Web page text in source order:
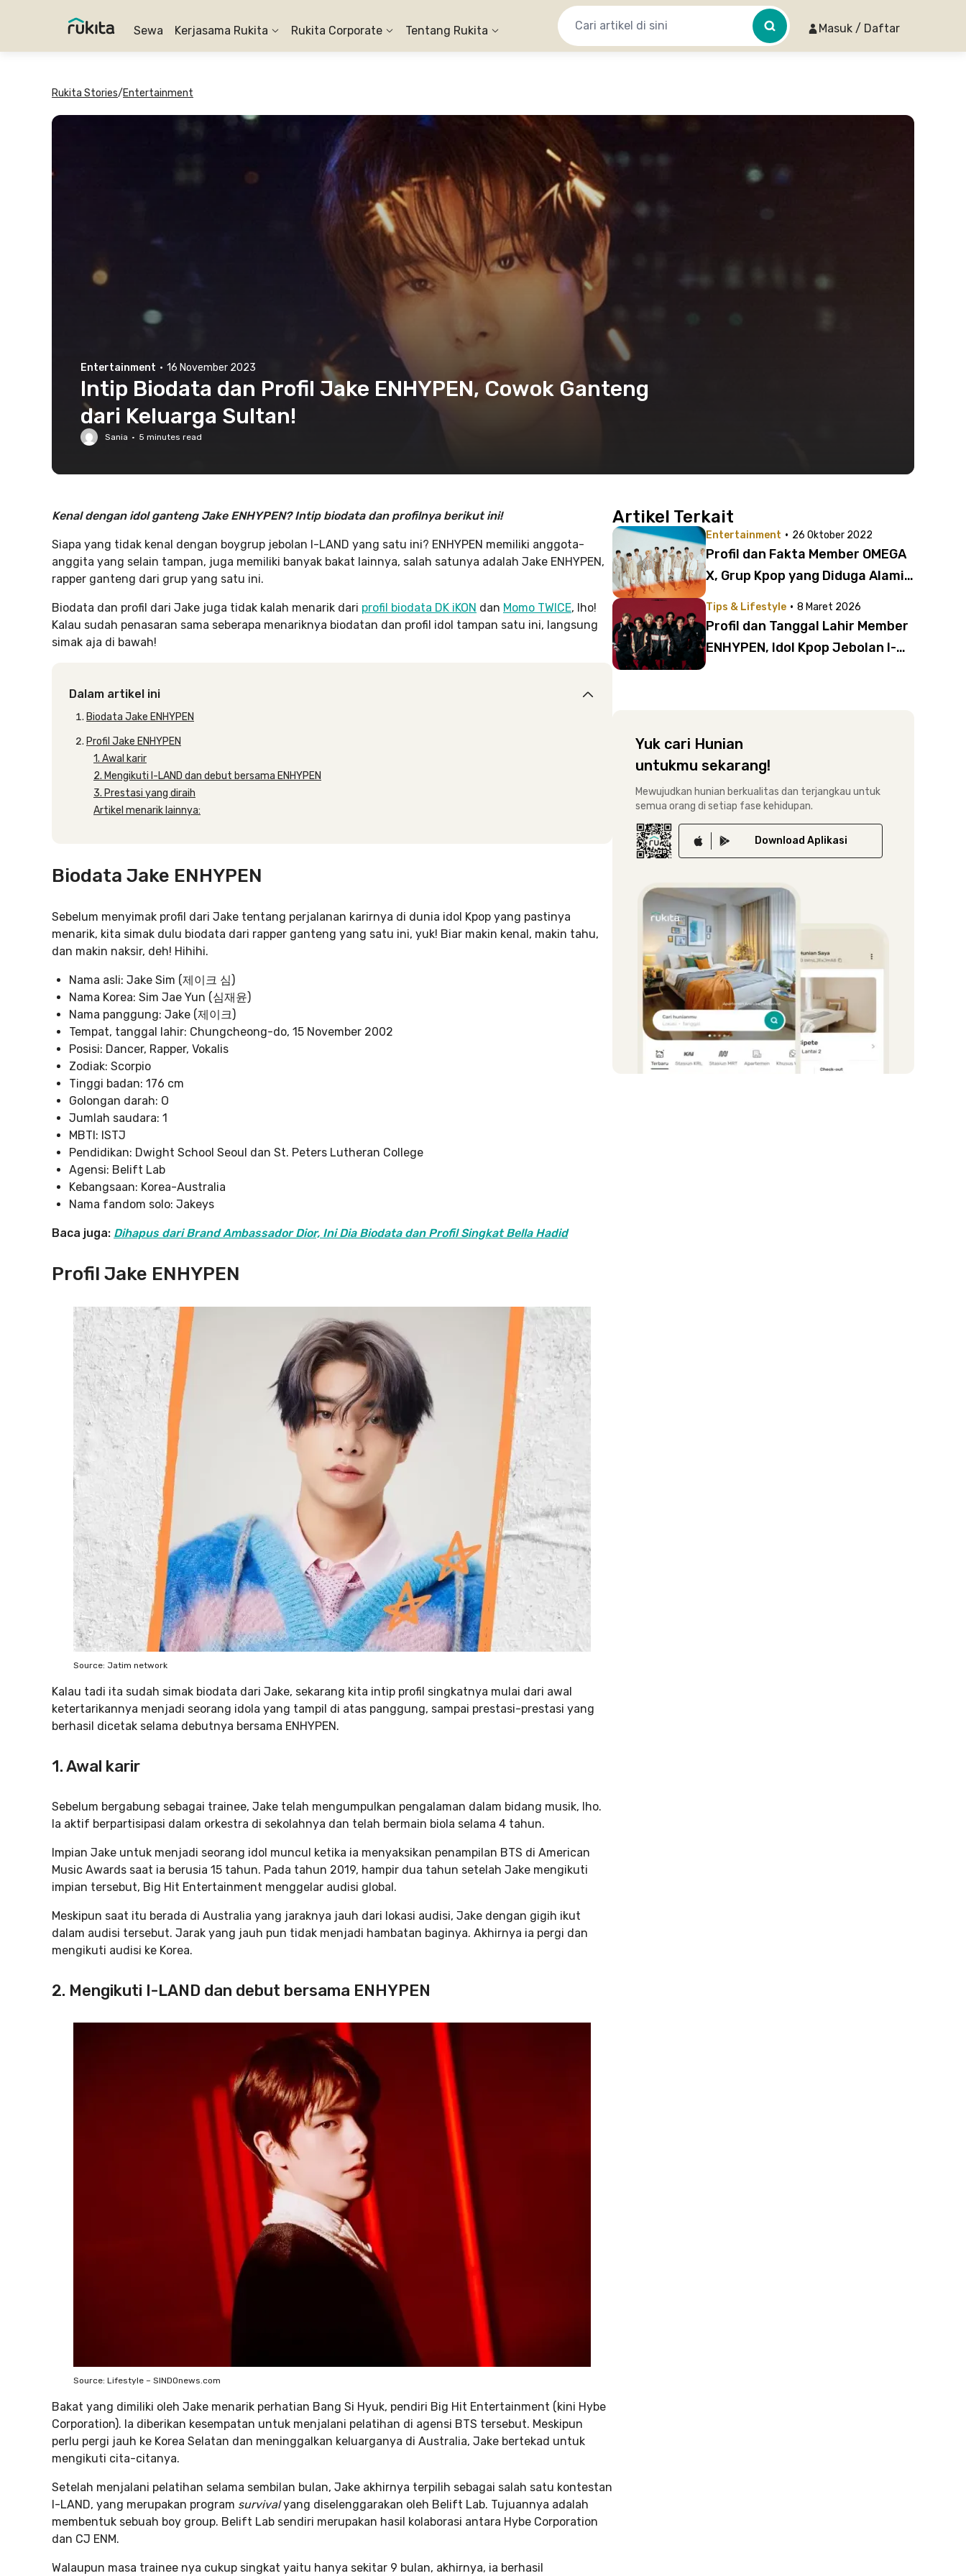
Sewa Kerjasama Rukita Rukita Corporate Tentang Rukita Masuk / Daftar
Rukita Stories/Entertainment
Entertainment · 16 November 2023
Intip Biodata dan Profil Jake ENHYPEN, Cowok Ganteng
dari Keluarga Sultan!
Sania · 5 minutes read
Kenal dengan idol ganteng Jake ENHYPEN? Intip biodata dan profilnya berikut ini!
Siapa yang tidak kenal dengan boygrup jebolan I-LAND yang satu ini? ENHYPEN memiliki anggota-
anggita yang selain tampan, juga memiliki banyak bakat lainnya, salah satunya adalah Jake ENHYPEN,
rapper ganteng dari grup yang satu ini.
Biodata dan profil dari Jake juga tidak kalah menarik dari profil biodata DK iKON dan Momo TWICE, lho!
Kalau sudah penasaran sama seberapa menariknya biodatan dan profil idol tampan satu ini, langsung
simak aja di bawah!
Dalam artikel ini
Biodata Jake ENHYPEN
Profil Jake ENHYPEN
1. Awal karir
2. Mengikuti I-LAND dan debut bersama ENHYPEN
3. Prestasi yang diraih
Artikel menarik lainnya:
Biodata Jake ENHYPEN
Sebelum menyimak profil dari Jake tentang perjalanan karirnya di dunia idol Kpop yang pastinya
menarik, kita simak dulu biodata dari rapper ganteng yang satu ini, yuk! Biar makin kenal, makin tahu,
dan makin naksir, deh! Hihihi.
Nama asli: Jake Sim (제이크 심)
Nama Korea: Sim Jae Yun (심재윤)
Nama panggung: Jake (제이크)
Tempat, tanggal lahir: Chungcheong-do, 15 November 2002
Posisi: Dancer, Rapper, Vokalis
Zodiak: Scorpio
Tinggi badan: 176 cm
Golongan darah: O
Jumlah saudara: 1
MBTI: ISTJ
Pendidikan: Dwight School Seoul dan St. Peters Lutheran College
Agensi: Belift Lab
Kebangsaan: Korea-Australia
Nama fandom solo: Jakeys
Baca juga: Dihapus dari Brand Ambassador Dior, Ini Dia Biodata dan Profil Singkat Bella Hadid
Profil Jake ENHYPEN
Source: Jatim network
Kalau tadi ita sudah simak biodata dari Jake, sekarang kita intip profil singkatnya mulai dari awal
ketertarikannya menjadi seorang idola yang tampil di atas panggung, sampai prestasi-prestasi yang
berhasil dicetak selama debutnya bersama ENHYPEN.
1. Awal karir
Sebelum bergabung sebagai trainee, Jake telah mengumpulkan pengalaman dalam bidang musik, lho.
Ia aktif berpartisipasi dalam orkestra di sekolahnya dan telah bermain biola selama 4 tahun.
Impian Jake untuk menjadi seorang idol muncul ketika ia menyaksikan penampilan BTS di American
Music Awards saat ia berusia 15 tahun. Pada tahun 2019, hampir dua tahun setelah Jake mengikuti
impian tersebut, Big Hit Entertainment menggelar audisi global.
Meskipun saat itu berada di Australia yang jaraknya jauh dari lokasi audisi, Jake dengan gigih ikut
dalam audisi tersebut. Jarak yang jauh pun tidak menjadi hambatan baginya. Akhirnya ia pergi dan
mengikuti audisi ke Korea.
2. Mengikuti I-LAND dan debut bersama ENHYPEN
Source: Lifestyle – SINDOnews.com
Bakat yang dimiliki oleh Jake menarik perhatian Bang Si Hyuk, pendiri Big Hit Entertainment (kini Hybe
Corporation). Ia diberikan kesempatan untuk menjalani pelatihan di agensi BTS tersebut. Meskipun
perlu pergi jauh ke Korea Selatan dan meninggalkan keluarganya di Australia, Jake bertekad untuk
mengikuti cita-citanya.
Setelah menjalani pelatihan selama sembilan bulan, Jake akhirnya terpilih sebagai salah satu kontestan
I-LAND, yang merupakan program survivalyang diselenggarakan oleh Belift Lab. Tujuannya adalah
membentuk sebuah boy group. Belift Lab sendiri merupakan hasil kolaborasi antara Hybe Corporation
dan CJ ENM.
Walaupun masa trainee nya cukup singkat yaitu hanya sekitar 9 bulan, akhirnya, ia berhasil
Artikel Terkait
Entertainment · 26 Oktober 2022
Profil dan Fakta Member OMEGA
X, Grup Kpop yang Diduga Alami
Tips & Lifestyle · 8 Maret 2026
Profil dan Tanggal Lahir Member
ENHYPEN, Idol Kpop Jebolan I-
Yuk cari Hunian
untukmu sekarang!
Mewujudkan hunian berkualitas dan terjangkau untuk
semua orang di setiap fase kehidupan.
Download Aplikasi